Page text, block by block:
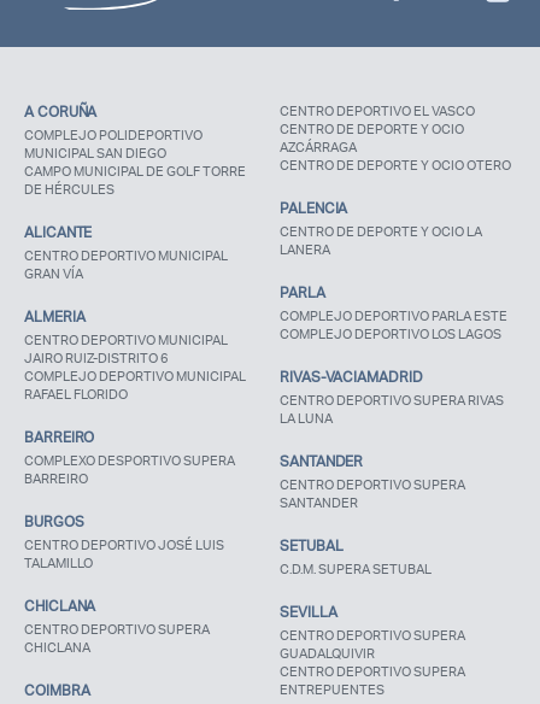
A CORUÑA
COMPLEJO POLIDEPORTIVO
MUNICIPAL SAN DIEGO
CAMPO MUNICIPAL DE GOLF TORRE
DE HÉRCULES
ALICANTE
CENTRO DEPORTIVO MUNICIPAL
GRAN VÍA
ALMERIA
CENTRO DEPORTIVO MUNICIPAL
JAIRO RUIZ-DISTRITO 6
COMPLEJO DEPORTIVO MUNICIPAL
RAFAEL FLORIDO
BARREIRO
COMPLEXO DESPORTIVO SUPERA
BARREIRO
BURGOS
CENTRO DEPORTIVO JOSÉ LUIS
TALAMILLO
CHICLANA
CENTRO DEPORTIVO SUPERA
CHICLANA
COIMBRA
CENTRO DEPORTIVO EL VASCO
CENTRO DE DEPORTE Y OCIO
AZCÁRRAGA
CENTRO DE DEPORTE Y OCIO OTERO
PALENCIA
CENTRO DE DEPORTE Y OCIO LA
LANERA
PARLA
COMPLEJO DEPORTIVO PARLA ESTE
COMPLEJO DEPORTIVO LOS LAGOS
RIVAS-VACIAMADRID
CENTRO DEPORTIVO SUPERA RIVAS
LA LUNA
SANTANDER
CENTRO DEPORTIVO SUPERA
SANTANDER
SETUBAL
C.D.M. SUPERA SETUBAL
SEVILLA
CENTRO DEPORTIVO SUPERA
GUADALQUIVIR
CENTRO DEPORTIVO SUPERA
ENTREPUENTES